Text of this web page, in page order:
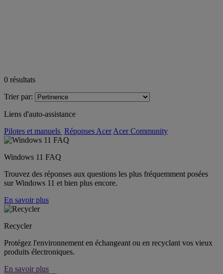
0 résultats
Trier par:
Liens d'auto-assistance
Pilotes et manuels Réponses Acer Acer Community
Windows 11 FAQ
Trouvez des réponses aux questions les plus fréquemment posées
sur Windows 11 et bien plus encore.
En savoir plus
Recycler
Protégez l'environnement en échangeant ou en recyclant vos vieux
produits électroniques.
En savoir plus